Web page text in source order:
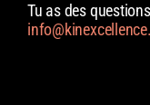
Tu as des